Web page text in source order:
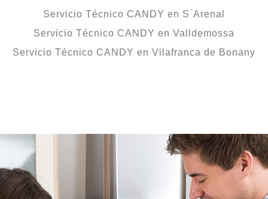
Servicio Técnico CANDY en S ́Arenal
Servicio Técnico CANDY en Valldemossa
Servicio Técnico CANDY en Vilafranca de Bonany